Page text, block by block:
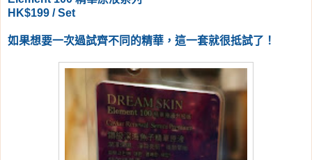
HK$199 / Set
如果想要一次過試齊不同的精華，這一套就很抵試了！